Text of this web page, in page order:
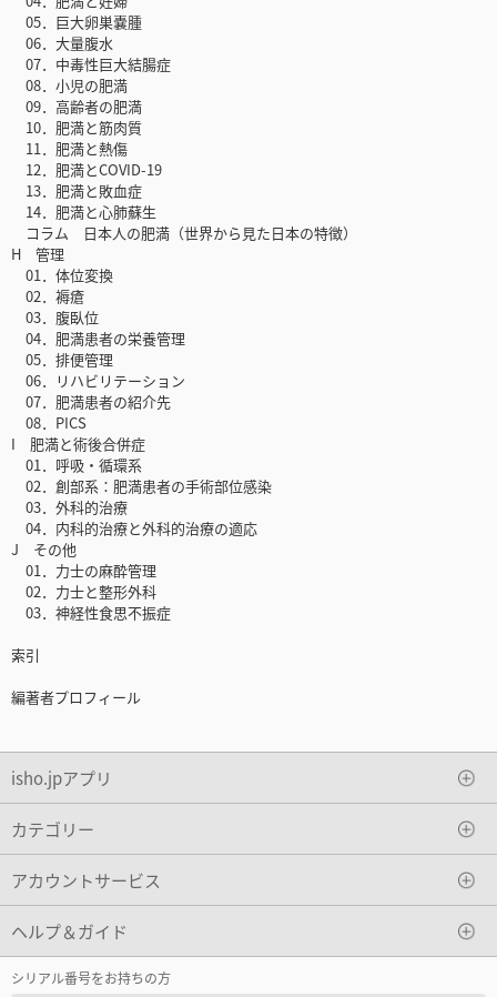
05．巨大卵巣嚢腫
06．大量腹水
07．中毒性巨大結腸症
08．小児の肥満
09．高齢者の肥満
10．肥満と筋肉質
11．肥満と熱傷
12．肥満とCOVID-19
13．肥満と敗血症
14．肥満と心肺蘇生
コラム 日本人の肥満（世界から見た日本の特徴）
H 管理
01．体位変換
02．褥瘡
03．腹臥位
04．肥満患者の栄養管理
05．排便管理
06．リハビリテーション
07．肥満患者の紹介先
08．PICS
I 肥満と術後合併症
01．呼吸・循環系
02．創部系：肥満患者の手術部位感染
03．外科的治療
04．内科的治療と外科的治療の適応
J その他
01．力士の麻酔管理
02．力士と整形外科
03．神経性食思不振症
索引
編著者プロフィール
isho.jpアプリ
カテゴリー
アカウントサービス
ヘルプ＆ガイド
シリアル番号をお持ちの方